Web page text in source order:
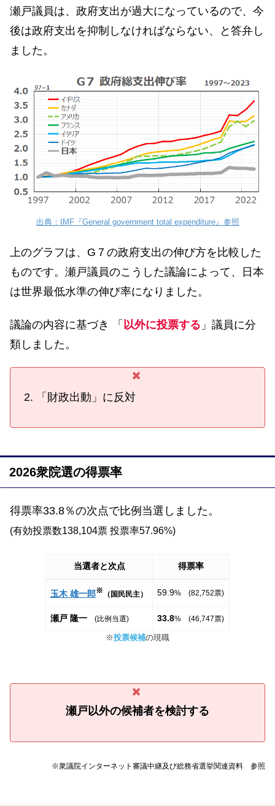
瀬戸議員は、政府支出が過大になっているので、今
後は政府支出を抑制しなければならない、と答弁し
ました。
出典：IMF『General government total expenditure』参照
上のグラフは、G７の政府支出の伸び方を比較した
ものです。瀬戸議員のこうした議論によって、日本
は世界最低水準の伸び率になりました。
議論の内容に基づき 「 以外に投票する 」議員に分
類しました。
「財政出動」に反対
2026衆院選の得票率
得票率33.8％の次点で比例当選しました。
(有効投票数138,104票 投票率57.96%)
当選者と次点 得票率
玉木 雄一郎※ （国民民主） 59.9% (82,752票)
瀬戸 隆一 (比例当選) 33.8% (46,747票)
※投票候補の現職
瀬戸以外の候補者を検討する
※衆議院インターネット審議中継及び総務省選挙関連資料 参照